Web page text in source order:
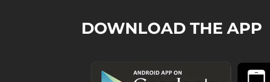
DOWNLOAD THE APP